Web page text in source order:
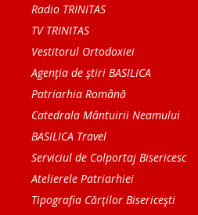
Radio TRINITAS
TV TRINITAS
Vestitorul Ortodoxiei
Agenţia de ştiri BASILICA
Patriarhia Română
Catedrala Mântuirii Neamului
BASILICA Travel
Serviciul de Colportaj Bisericesc
Atelierele Patriarhiei
Tipografia Cărţilor Bisericeşti